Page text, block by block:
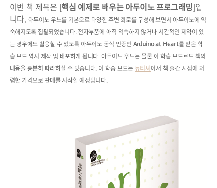
이번 책 제목은 [핵심 예제로 배우는 아두이노 프로그래밍]입
니다. 아두이노 우노를 기본으로 다양한 주변 회로를 구성해 보면서 아두이노에 익
숙해지도록 집필되었습니다. 전자부품에 아직 익숙하지 않거나 시간적인 제약이 있
는 경우에도 활용할 수 있도록아두이노 공식 인증인 Arduino at Heart를 받은학
습 보드 역시 제작 및 배포하게 됩니다. 아두이노 우노는 물론 이 학습 보드로도 책의
내용을 충분히 따라하실 수 있습니다. 이 학습 보드는 뉴티씨에서 책 출간 시점에 저
렴한 가격으로 판매를 시작할 예정입니다.